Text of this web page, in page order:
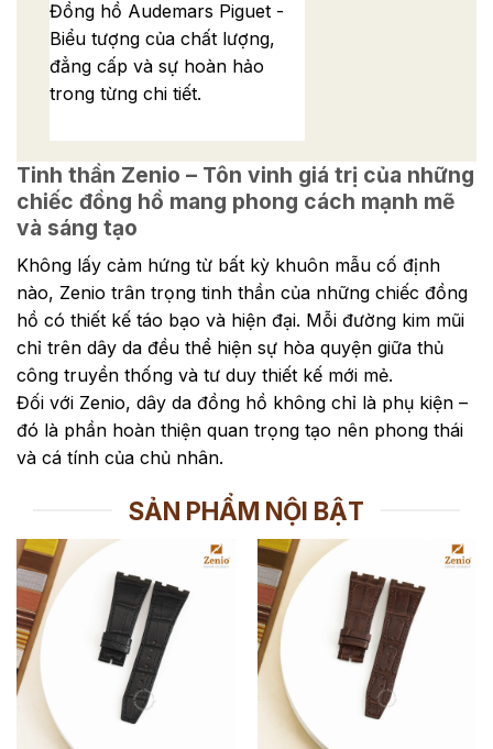
Đồng hồ Audemars Piguet -
Biểu tượng của chất lượng,
đẳng cấp và sự hoàn hảo
trong từng chi tiết.
Tinh thần Zenio – Tôn vinh giá trị của những
chiếc đồng hồ mang phong cách mạnh mẽ
và sáng tạo
Không lấy cảm hứng từ bất kỳ khuôn mẫu cố định
nào, Zenio trân trọng tinh thần của những chiếc đồng
hồ có thiết kế táo bạo và hiện đại. Mỗi đường kim mũi
chỉ trên dây da đều thể hiện sự hòa quyện giữa thủ
công truyền thống và tư duy thiết kế mới mẻ.
Đối với Zenio, dây da đồng hồ không chỉ là phụ kiện –
đó là phần hoàn thiện quan trọng tạo nên phong thái
và cá tính của chủ nhân.
SẢN PHẨM NỘI BẬT